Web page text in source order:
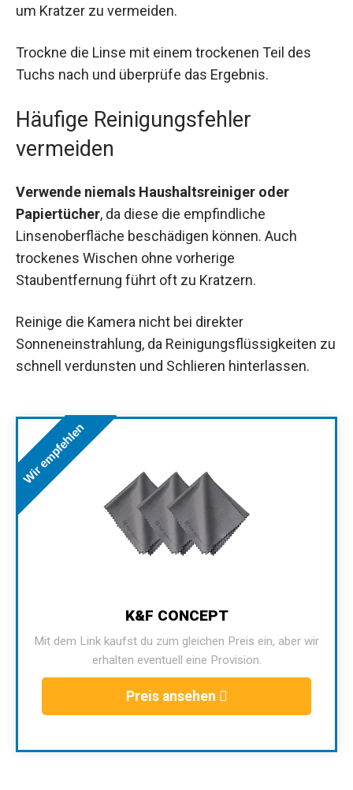
um Kratzer zu vermeiden.
Trockne die Linse mit einem trockenen Teil des
Tuchs nach und überprüfe das Ergebnis.
Häufige Reinigungsfehler
vermeiden
Verwende niemals Haushaltsreiniger oder
Papiertücher, da diese die empfindliche
Linsenoberfläche beschädigen können. Auch
trockenes Wischen ohne vorherige
Staubentfernung führt oft zu Kratzern.
Reinige die Kamera nicht bei direkter
Sonneneinstrahlung, da Reinigungsflüssigkeiten zu
schnell verdunsten und Schlieren hinterlassen.
Wir empfehlen
K&F CONCEPT
Mit dem Link kaufst du zum gleichen Preis ein, aber wir
erhalten eventuell eine Provision.
Preis ansehen